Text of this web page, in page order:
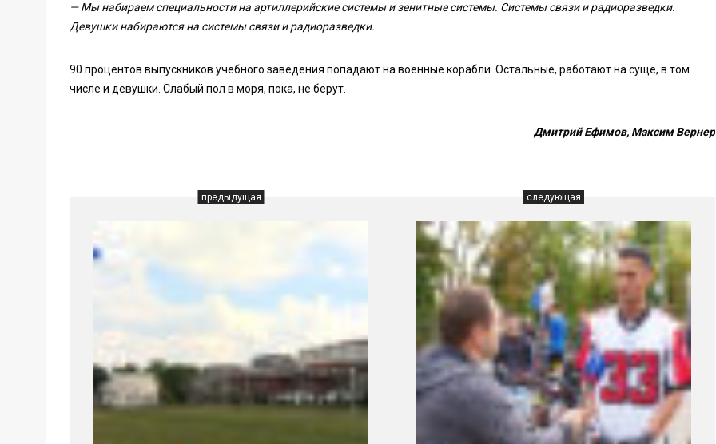
— Мы набираем специальности на артиллерийские системы и зенитные системы. Системы связи и радиоразведки.
Девушки набираются на системы связи и радиоразведки.
90 процентов выпускников учебного заведения попадают на военные корабли. Остальные, работают на суще, в том
числе и девушки. Слабый пол в моря, пока, не берут.
Дмитрий Ефимов, Максим Вернер
предыдущая следующая